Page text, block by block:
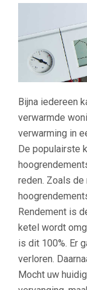
Bijna iedereen
verwarmde
verwarming in
De populairste
reden. Zoals
Rendement is
ketel wordt
is dit 100%. Er
verloren.
Mocht uw